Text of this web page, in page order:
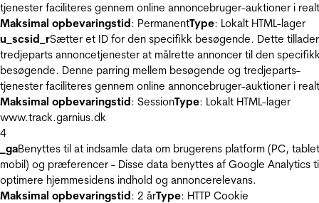
tjenester faciliteres gennem online annoncebruger-auktioner i
Maksimal opbevaringstid: PermanentType: Lokalt HTML-lager
u_scsid_rSætter et ID for den specifikk besøgende. Dette tillader
tredjeparts annoncetjenester at målrette annoncer til den
besøgende. Denne parring mellem besøgende og tredjeparts-
tjenester faciliteres gennem online annoncebruger-auktioner i
Maksimal opbevaringstid: SessionType: Lokalt HTML-lager
www.track.garnius.dk
4
_gaBenyttes til at indsamle data om brugerens platform (PC,
mobil) og præferencer - Disse data benyttes af Google Analytics
optimere hjemmesidens indhold og annoncerelevans.
Maksimal opbevaringstid: 2 årType: HTTP Cookie